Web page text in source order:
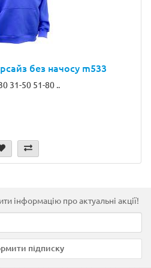
без начосу m533
31-50 51-80 ..
інформацію про актуальні акції!
підписку